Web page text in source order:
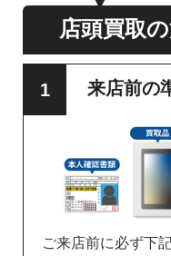
店頭買取
来店前の
ご来店前に必ず下